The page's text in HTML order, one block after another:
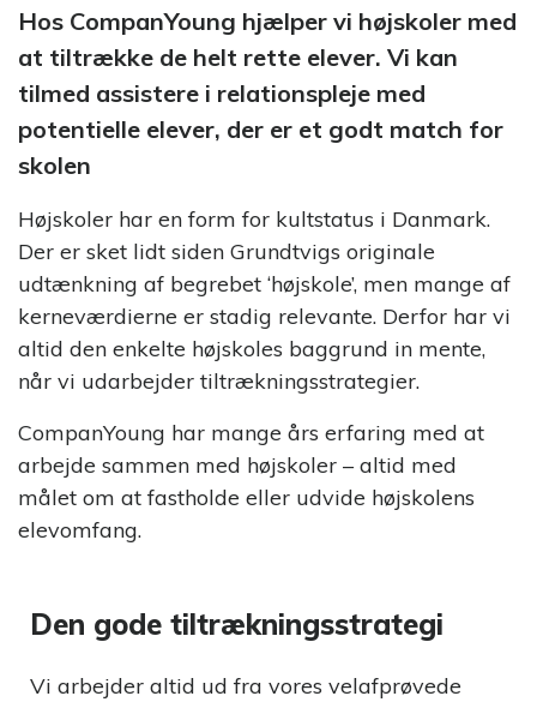
Strategi &
Digitalisering
Opnå
succes via strategi og
digitalisering
Unges Valg
af
Uddannelse
©
analyse om
unges valg
af
omkring
Generation
på YouTube
Email Marketing System
Øg konverteringen med E-
Rekrutteringssystem
Effektiv håndtering af
ansøgninger
Effektiv håndtering af
Chat- & Samtalesystem
Indgå i dialog med
målgruppen
Kombiner eventhåndtering
med tiltrækning
Brancheorganisationer
Efterskoler
Erhvervsskoler
Gymnasier
Højskoler
Videregående uddannelser
Hos CompanYoung hjælper vi højskoler med
at tiltrække de helt rette elever. Vi kan
tilmed assistere i relationspleje med
potentielle elever, der er et godt match for
skolen
Højskoler har en form for kultstatus i Danmark.
Der er sket lidt siden Grundtvigs originale
udtænkning af begrebet ‘højskole’, men mange af
kerneværdierne er stadig relevante. Derfor har vi
altid den enkelte højskoles baggrund in mente,
når vi udarbejder tiltrækningsstrategier.
CompanYoung har mange års erfaring med at
arbejde sammen med højskoler – altid med
målet om at fastholde eller udvide højskolens
elevomfang.
Den gode tiltrækningsstrategi
Vi arbejder altid ud fra vores velafprøvede